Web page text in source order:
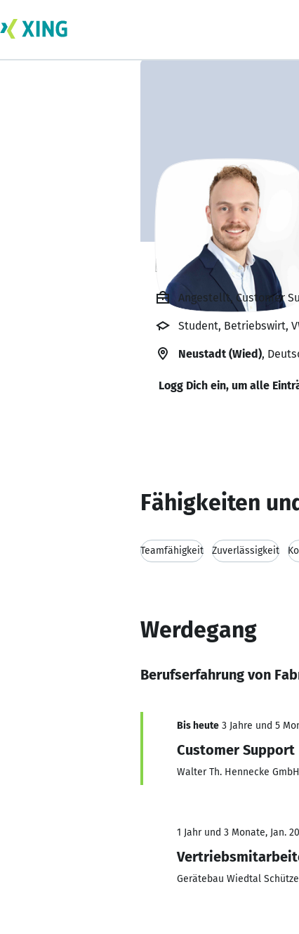
Fabrizio Forneck
Angestellt, Customer
Student, Betriebswirt,
Neustadt (Wied),
Logg Dich ein, um alle
Fähigkeiten
Teamfähigkeit Zuverlässigkeit
Werdegang
Berufserfahrung von
Bis heute 3 Jahre und 5
Customer Support
Walter Th. Hennecke GmbH
1 Jahr und 3 Monate, Jan.
Gerätebau Wiedtal